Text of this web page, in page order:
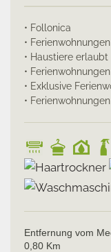
• Follonica
•
• Haustiere erlaubt
•
• Exklusive
•
Entfernung vom
0,80 Km